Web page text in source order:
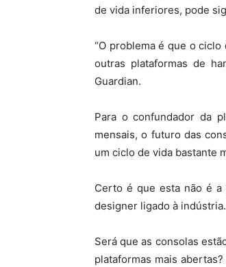
de vida inferiores, pode
“O problema é que o
outras plataformas de
Guardian.
Para o confundador da
mensais, o futuro das
um ciclo de vida bastante
Certo é que esta não é
designer ligado à indústria.
Será que as consolas
plataformas mais